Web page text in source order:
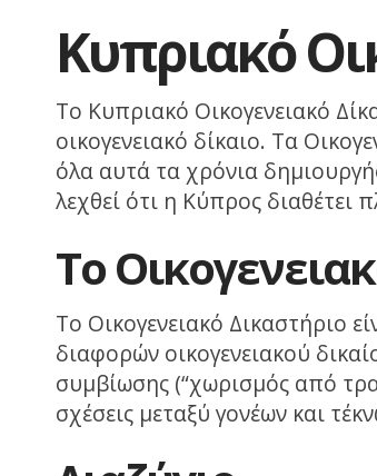
Κυπριακό
Το Κυπριακό Οικογενειακό
οικογενειακό δίκαιο. Τα
όλα αυτά τα χρόνια
λεχθεί ότι η Κύπρος διαθέτει
Το
Το Οικογενειακό Δικαστήριο
διαφορών οικογενειακού
συμβίωσης (“χωρισμός από
σχέσεις μεταξύ γονέων και